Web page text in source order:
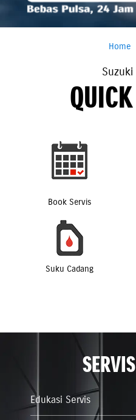
Home
Book Servis
Suku Cadang
Edukasi Servis